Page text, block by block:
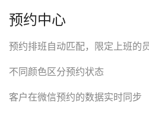
预约中心
预约排班自动匹配，限定上班的
不同颜色区分预约状态
客户在微信预约的数据实时同步